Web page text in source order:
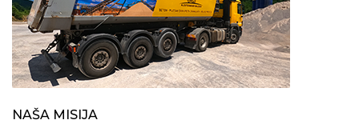
NAŠA MISIJA